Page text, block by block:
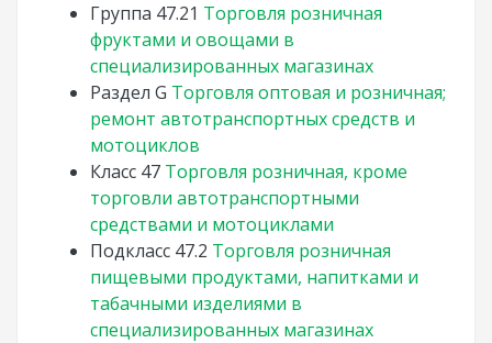
Группа 47.21 Торговля розничная
фруктами и овощами в
специализированных магазинах
Раздел G Торговля оптовая и розничная;
ремонт автотранспортных средств и
мотоциклов
Класс 47 Торговля розничная, кроме
торговли автотранспортными
средствами и мотоциклами
Подкласс 47.2 Торговля розничная
пищевыми продуктами, напитками и
табачными изделиями в
специализированных магазинах